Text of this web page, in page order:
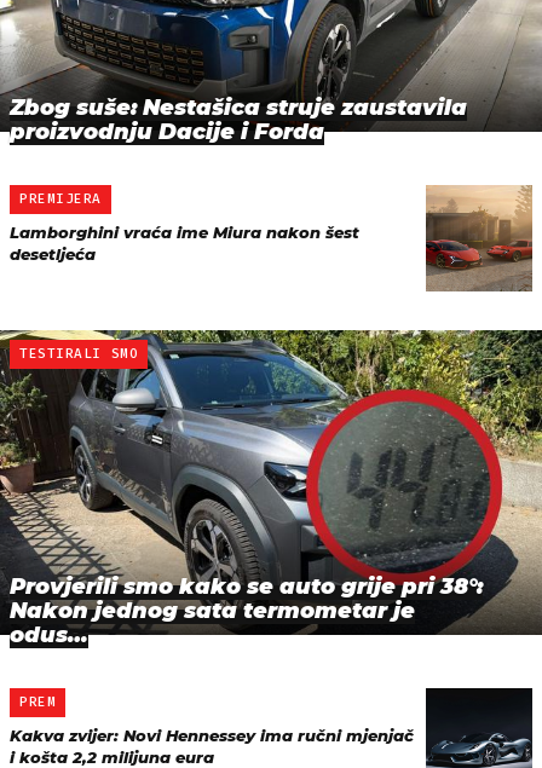
Zbog suše: Nestašica struje zaustavila
proizvodnju Dacije i Forda
PREMIJERA
Lamborghini vraća ime Miura nakon šest
desetljeća
TESTIRALI SMO
Provjerili smo kako se auto grije pri 38°:
Nakon jednog sata termometar je
odus…
PREM
Kakva zvijer: Novi Hennessey ima ručni mjenjač
i košta 2,2 milijuna eura